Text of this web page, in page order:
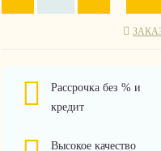
Рассрочка без % и
кредит
Высокое качество